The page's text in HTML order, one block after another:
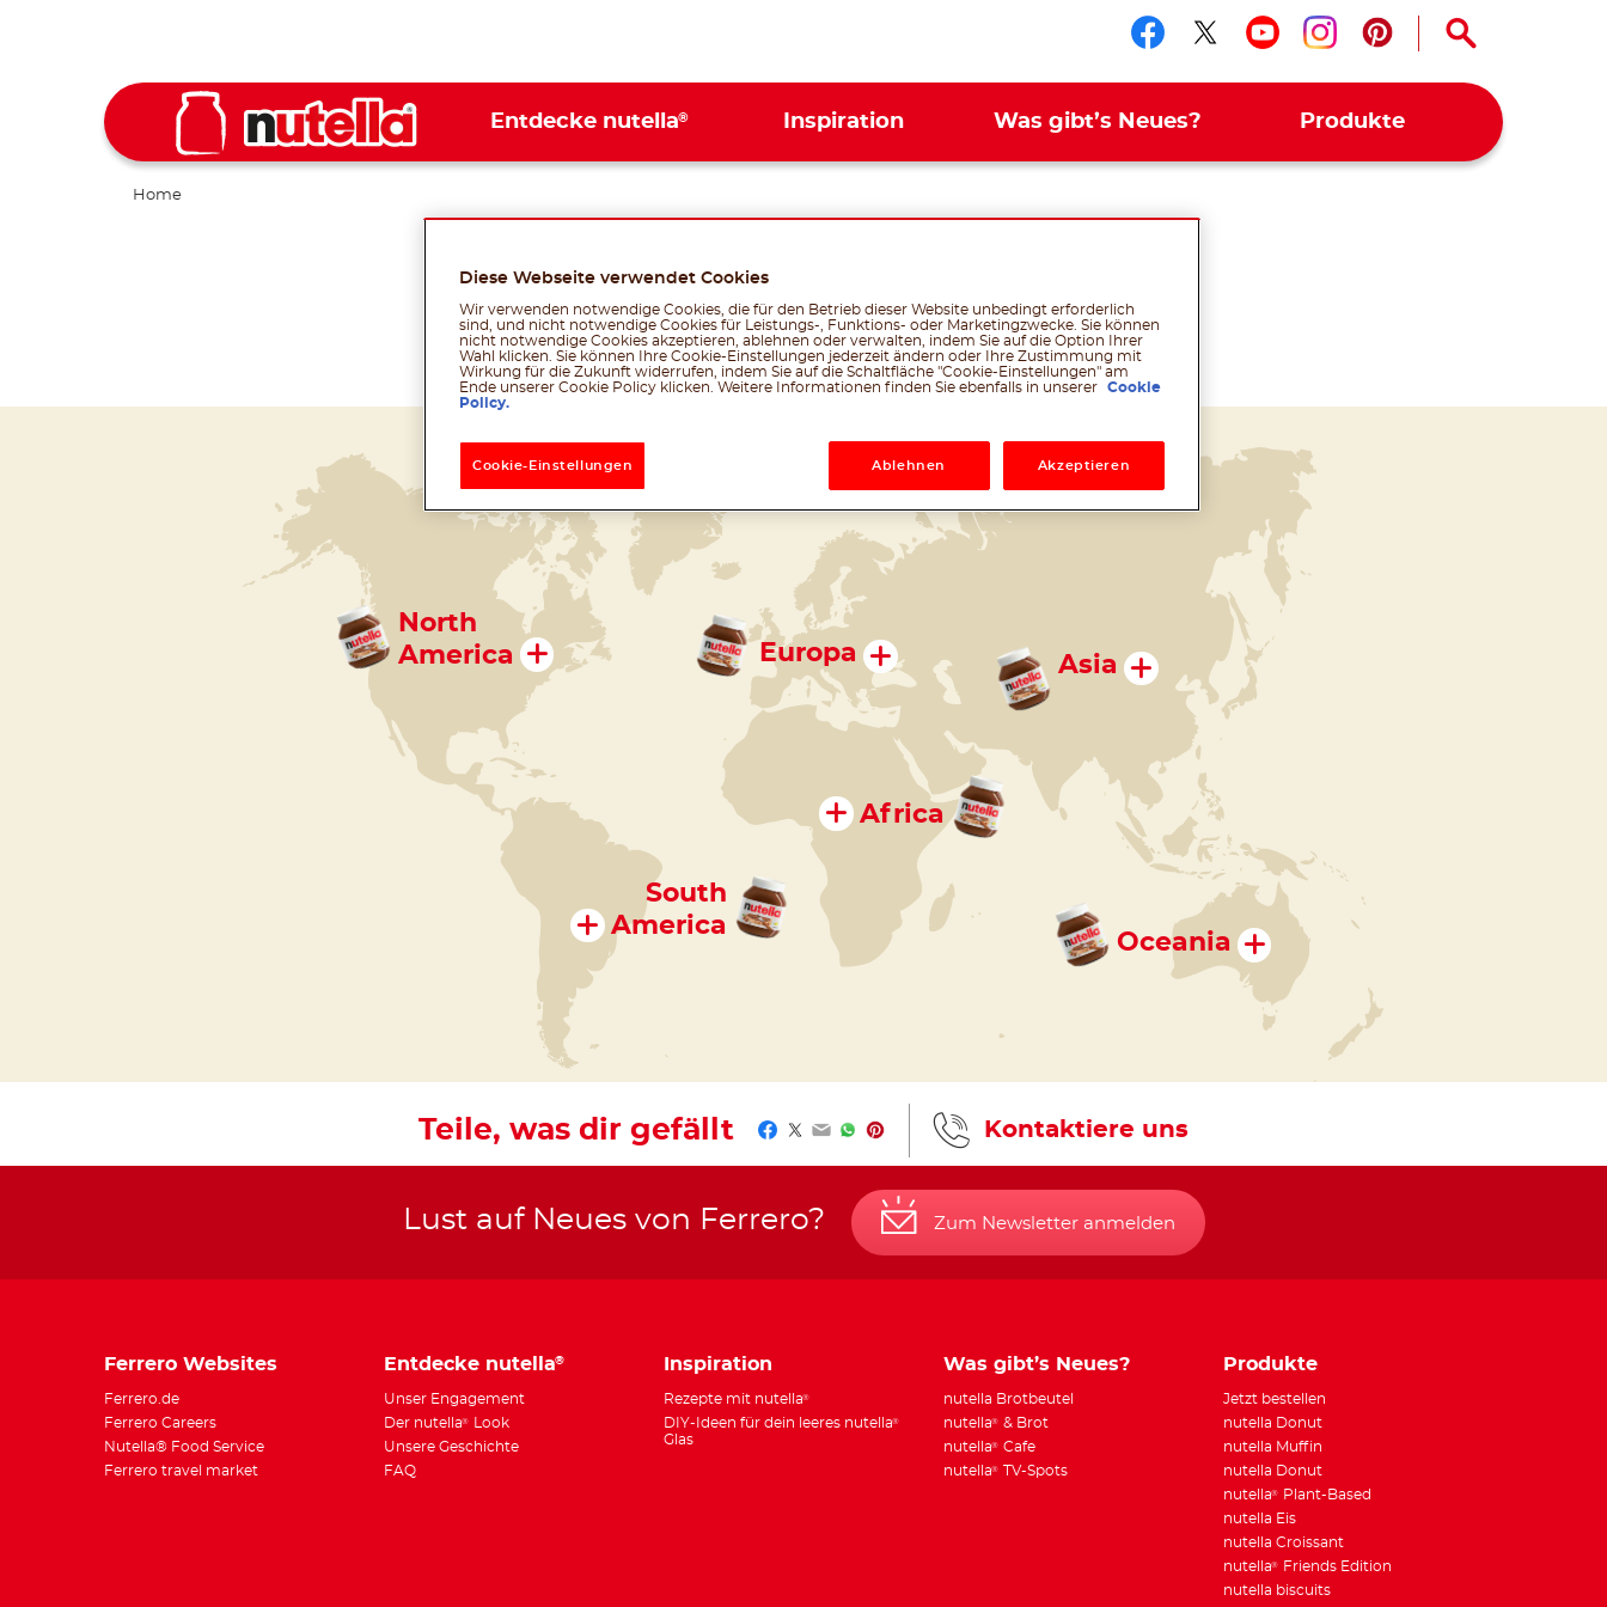
Folge uns auf facebook
Folge uns auf twitter
Folge uns auf
Folge uns auf
Folge uns auf
Entdecke nutella® Inspiration Was gibt’s Neues? Produkte
Home
LAND WÄHLEN
Nutella®weltweit
North
America
South
America
Europa
Africa
Asia
Oceania
Teile, was dir gefällt Facebook
Twitter
EmailWhatsApp
Pinterest Kontaktiere uns
Lust auf Neues von Ferrero? Zum Newsletter anmelden
Ferrero Websites
Ferrero.de
Ferrero Careers
Nutella® Food Service
Ferrero travel market
Entdecke nutella®
Unser Engagement
Der nutella®
Look
Unsere Geschichte
FAQ
Inspiration
Rezepte mit nutella®
DIY-Ideen für dein leeres nutella®
Glas
Was gibt’s Neues?
nutella Brotbeutel
nutella® & Brot
nutella® Cafe
nutella® TV-Spots
Produkte
Jetzt bestellen
nutella Donut
nutella Muffin
nutella Donut
nutella®
Plant-Based
nutella Eis
nutella Croissant
nutella®
Friends Edition
nutella biscuits
Diese Webseite verwendet Cookies
Wir verwenden notwendige Cookies, die für den Betrieb dieser Website unbedingt erforderlich
sind, und nicht notwendige Cookies für Leistungs-, Funktions- oder Marketingzwecke. Sie können
nicht notwendige Cookies akzeptieren, ablehnen oder verwalten, indem Sie auf die Option Ihrer
Wahl klicken. Sie können Ihre Cookie-Einstellungen jederzeit ändern oder Ihre Zustimmung mit
Wirkung für die Zukunft widerrufen, indem Sie auf die Schaltfläche "Cookie-Einstellungen" am
Ende unserer Cookie Policy klicken. Weitere Informationen finden Sie ebenfalls in unserer
Cookie
Policy.
Ablehnen Akzeptieren
Cookie-Einstellungen